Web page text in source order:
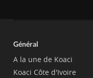
Général
A la une de Koaci
Koaci Côte d'Ivoire